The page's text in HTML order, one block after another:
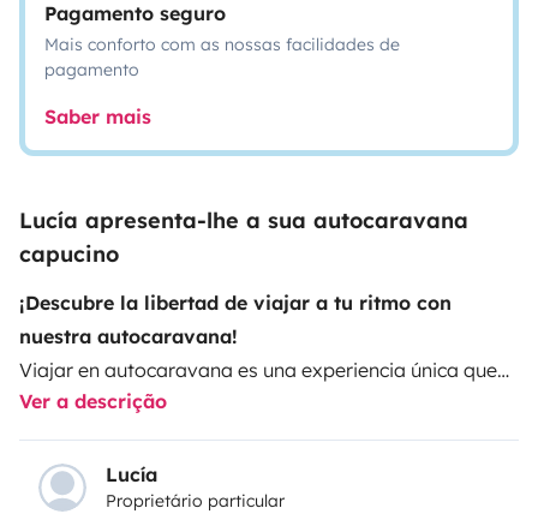
Pagamento seguro
Mais conforto com as nossas facilidades de
pagamento
Saber mais
Lucía apresenta-lhe a sua autocaravana
capucino
¡Descubre la libertad de viajar a tu ritmo con
nuestra autocaravana!
Viajar en autocaravana es una experiencia única que
te permite explorar nuevos destinos sin renunciar a la
comodidad y la independencia. No hay prisas, ni
horarios estrictos, solo tú, tu gente y el camino por
delante. ¡La aventura te está esperando!
Ver a descrição
Lucía
Proprietário particular